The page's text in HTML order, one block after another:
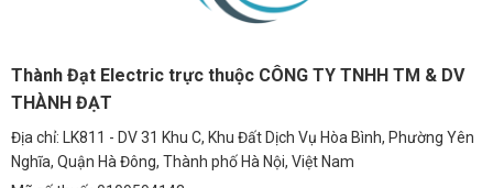
Thành Đạt Electric trực thuộc CÔNG TY TNHH TM & DV
THÀNH ĐẠT
Địa chỉ: LK811 - DV 31 Khu C, Khu Đất Dịch Vụ Hòa Bình, Phường Yên
Nghĩa, Quận Hà Đông, Thành phố Hà Nội, Việt Nam